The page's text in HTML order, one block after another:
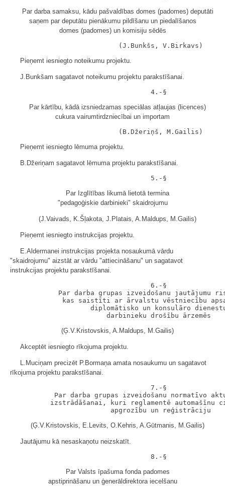
Par darba samaksu, kādu pašvaldības domes (padomes) deputāti
saņem par deputātu pienākumu pildīšanu un piedalīšanos
domes (padomes) un komisiju sēdēs
Pieņemt iesniegto noteikumu projektu.
J.Bunkšam sagatavot noteikumu projektu parakstīšanai.
Par kārtību, kādā izsniedzamas speciālas atļaujas (licences)
cukura vairumtirdzniecībai un importam
Pieņemt iesniegto lēmuma projektu.
B.Džeriņam sagatavot lēmuma projektu parakstīšanai.
Par Izglītības likumā lietotā termina
"pedagoģiskie darbinieki" skaidrojumu
(J.Vaivads, K.Šļakota, J.Platais, A.Maldups, M.Gailis)
Pieņemt iesniegto instrukcijas projektu.
E.Aldermanei instrukcijas projekta nosaukumā vārdu
"skaidrojumu" aizstāt ar vārdu "attiecināšanu" un sagatavot
instrukcijas projektu parakstīšanai.
                                   6.-§
Par darba grupas izveidošanu jautājumu
kas saistīti ar ārvalstu vēstniecību
diplomātisko un konsulāro
(Ģ.V.Kristovskis, A.Maldups, M.Gailis)
Akceptēt iesniegto rīkojuma projektu.
L.Muciņam precizēt P.Bormaņa amata nosaukumu un sagatavot
rīkojuma projektu parakstīšanai.
                                   7.-§
Par darba grupas izveidošanu normatīvo
izstrādāšanai, kuri reglamentē automašīnu
(Ģ.V.Kristovskis, E.Levits, O.Kehris, A.Gūtmanis, M.Gailis)
Jautājumu kā nesaskaņotu neizskatīt.
Par Valsts īpašuma fonda padomes
apstiprināšanu un ģenerāldirektora iecelšanu